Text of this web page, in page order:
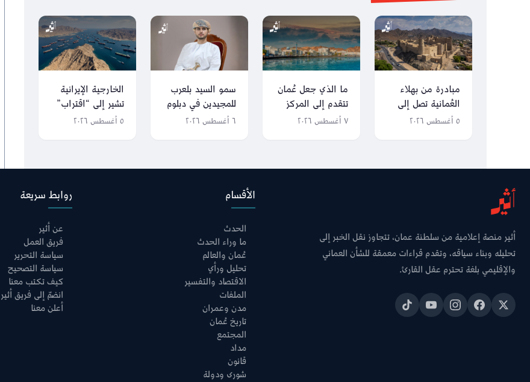
مبادرة من بهلاء
العُمانية تصل إلى
العالمية
٥ أغسطس ٢٠٢٦
ما الذي جعل عُمان
تتقدم إلى المركز
الثالث عالميًا في
٧ أغسطس ٢٠٢٦
سمو السيد بلعرب
للمجيدين في دبلوم
التعليم العام: كونوا
٦ أغسطس ٢٠٢٦
الخارجية الإيرانية
تشير إلى “اقتراب”
الصيغة النهائية من
٥ أغسطس ٢٠٢٦
أثير منصة إعلامية من سلطنة عمان، تتجاوز نقل الخبر إلى
تحليله وبناء سياقه، وتقدم قراءات معمقة للشأن العماني
والإقليمي بلغة تحترم عقل القارئ.
الأقسام
الحدث
ما وراء الحدث
عُمان والعالم
تحليل ورأي
الاقتصاد والتفسير
الملفات
مدن وعمران
تاريخ عُمان
المجتمع
مداد
قانون
شورى ودولة
روابط سريعة
عن أثير
فريق العمل
سياسة التحرير
سياسة التصحيح
كيف تكتب معنا
انضمّ إلى فريق أثير
أعلن معنا